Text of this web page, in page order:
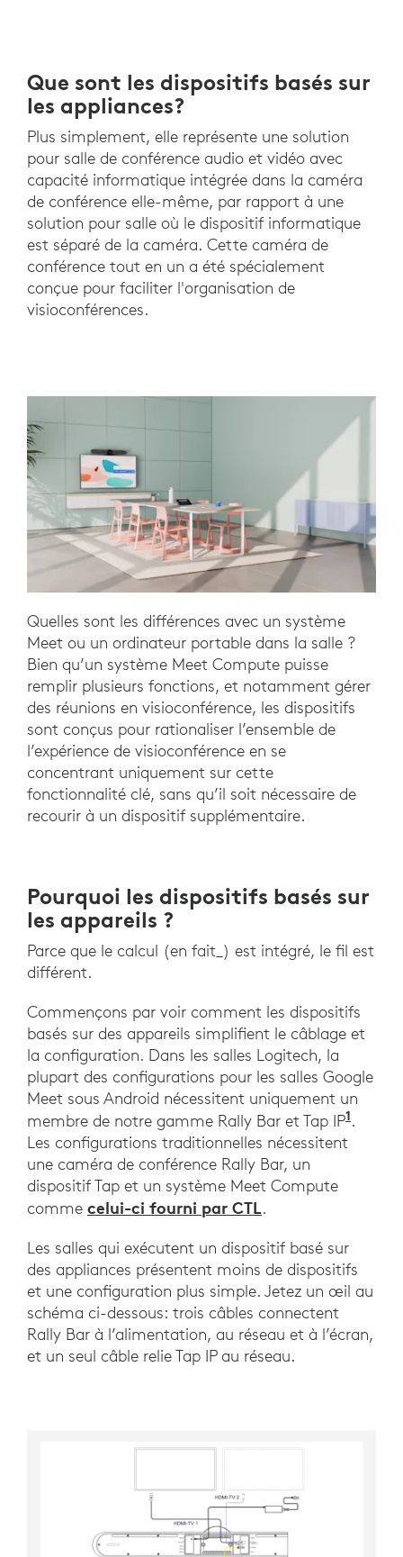
Que sont les dispositifs basés sur
les appliances?
Plus simplement, elle représente une solution
pour salle de conférence audio et vidéo avec
capacité informatique intégrée dans la caméra
de conférence elle-même, par rapport à une
solution pour salle où le dispositif informatique
est séparé de la caméra. Cette caméra de
conférence tout en un a été spécialement
conçue pour faciliter l'organisation de
visioconférences.
Quelles sont les différences avec un système
Meet ou un ordinateur portable dans la salle ?
Bien qu’un système Meet Compute puisse
remplir plusieurs fonctions, et notamment gérer
des réunions en visioconférence, les dispositifs
sont conçus pour rationaliser l’ensemble de
l’expérience de visioconférence en se
concentrant uniquement sur cette
fonctionnalité clé, sans qu’il soit nécessaire de
recourir à un dispositif supplémentaire.
Pourquoi les dispositifs basés sur
les appareils ?
Parce que le calcul (en fait_) est intégré, le fil est
différent.
Commençons par voir comment les dispositifs
basés sur des appareils simplifient le câblage et
la configuration. Dans les salles Logitech, la
plupart des configurations pour les salles Google
Meet sous Android nécessitent uniquement un
membre de notre gamme Rally Bar et Tap IP1. Lors
.
Les configurations traditionnelles nécessitent
une caméra de conférence Rally Bar, un
dispositif Tap et un système Meet Compute
comme celui-ci fourni par CTL.
Les salles qui exécutent un dispositif basé sur
des appliances présentent moins de dispositifs
et une configuration plus simple. Jetez un œil au
schéma ci-dessous: trois câbles connectent
Rally Bar à l’alimentation, au réseau et à l’écran,
et un seul câble relie Tap IP au réseau.